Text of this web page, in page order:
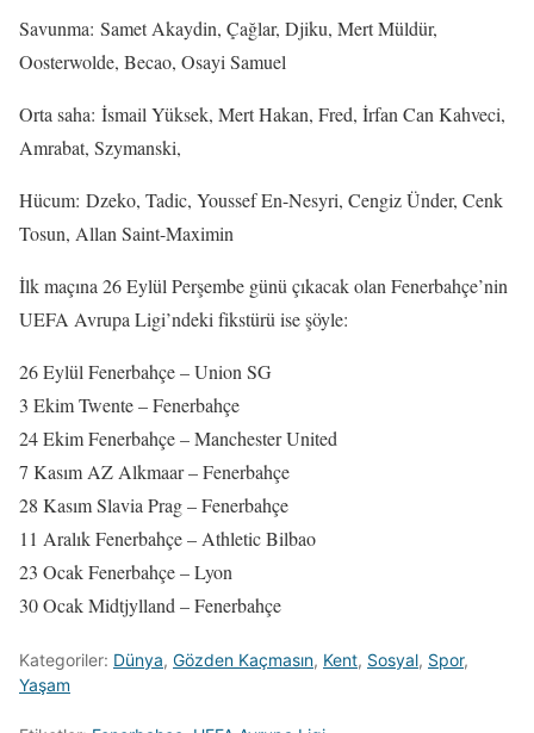
Savunma: Samet Akaydin, Çağlar, Djiku, Mert Müldür,
Oosterwolde, Becao, Osayi Samuel
Orta saha: İsmail Yüksek, Mert Hakan, Fred, İrfan Can Kahveci,
Amrabat, Szymanski,
Hücum: Dzeko, Tadic, Youssef En-Nesyri, Cengiz Ünder, Cenk
Tosun, Allan Saint-Maximin
İlk maçına 26 Eylül Perşembe günü çıkacak olan Fenerbahçe’nin
UEFA Avrupa Ligi’ndeki fikstürü ise şöyle:
26 Eylül Fenerbahçe – Union SG
3 Ekim Twente – Fenerbahçe
24 Ekim Fenerbahçe – Manchester United
7 Kasım AZ Alkmaar – Fenerbahçe
28 Kasım Slavia Prag – Fenerbahçe
11 Aralık Fenerbahçe – Athletic Bilbao
23 Ocak Fenerbahçe – Lyon
30 Ocak Midtjylland – Fenerbahçe
Kategoriler: Dünya, Gözden Kaçmasın, Kent, Sosyal, Spor,
Yaşam